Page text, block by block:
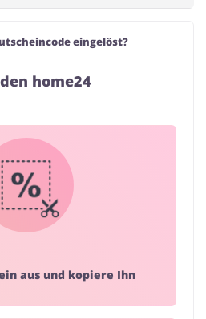
eingelöst?
home24
aus und kopiere Ihn